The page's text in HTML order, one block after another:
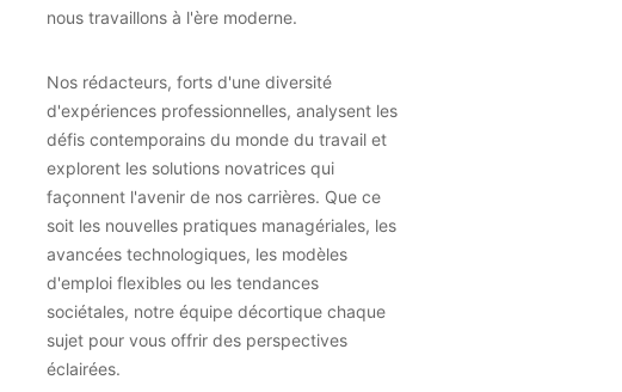
nous travaillons à l'ère moderne.
Nos rédacteurs, forts d'une diversité
d'expériences professionnelles, analysent les
défis contemporains du monde du travail et
explorent les solutions novatrices qui
façonnent l'avenir de nos carrières. Que ce
soit les nouvelles pratiques managériales, les
avancées technologiques, les modèles
d'emploi flexibles ou les tendances
sociétales, notre équipe décortique chaque
sujet pour vous offrir des perspectives
éclairées.